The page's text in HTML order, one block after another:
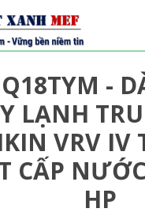
-
LẠNH
VRV IV
CẤP
HP